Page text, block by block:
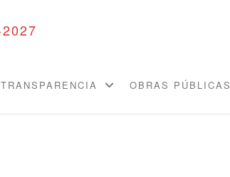
DE
TRANSPARENCIA OBRAS PÚBLICAS